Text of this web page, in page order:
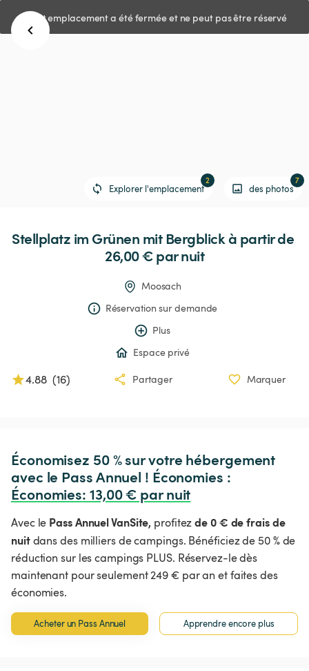
Cet emplacement a été fermée et ne peut pas être réservé
des photos
7
Explorer l'emplacement
2
Stellplatz im Grünen mitBergblick à partir de
26,00 € par nuit
Moosach
Réservation sur demande
Plus
Espace privé
4.88 (16) Partager Marquer
Économisez 50 % sur votre hébergement
avec le Pass Annuel ! Économies :
Économies: 13,00 € par nuit
Avec le Pass Annuel VanSite, profitezde 0 € de frais de
nuitdans des milliers de campings. Bénéficiez de 50 % de
réduction sur les campings PLUS. Réservez-le dès
maintenant pour seulement 249 € par an et faites des
économies.
Acheter un Pass Annuel Apprendre encore plus